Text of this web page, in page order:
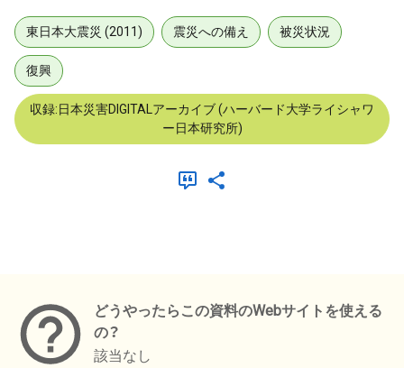
東日本大震災 (2011) 震災への備え 被災状況
復興
収録:日本災害DIGITALアーカイブ (ハーバード大学ライシャワ
ー日本研究所)
どうやったらこの資料のWebサイトを使える
の？
該当なし